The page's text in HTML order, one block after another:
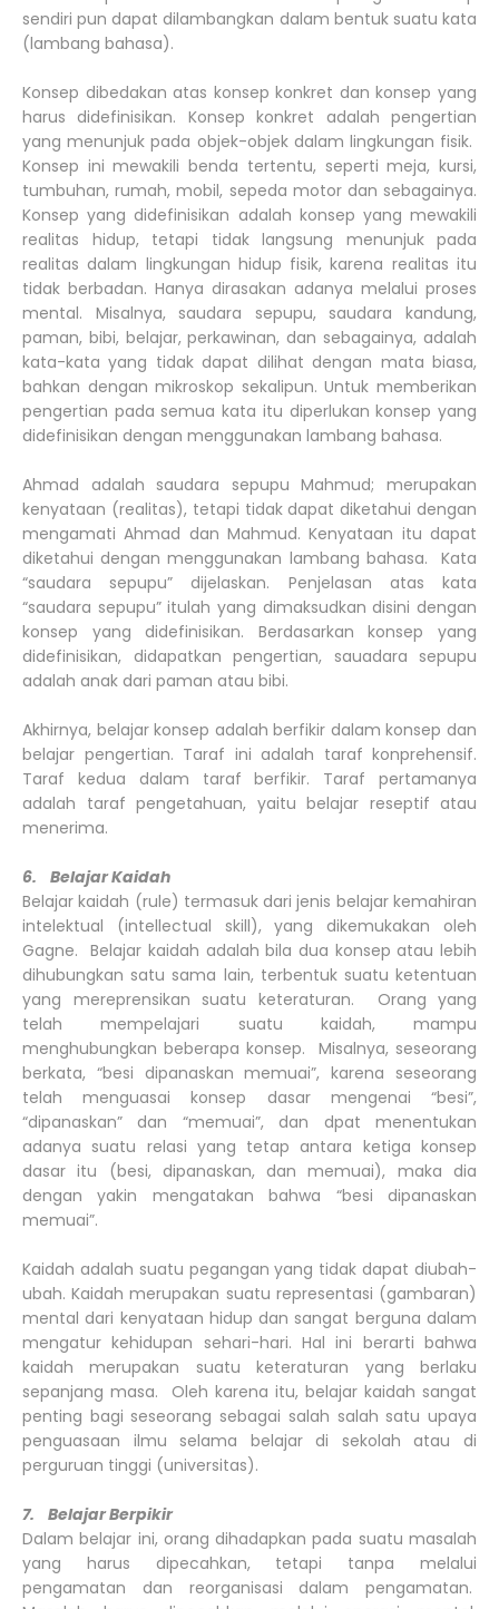
sendiri pun dapat dilambangkan dalam bentuk suatu kata
(lambang bahasa).
Konsep dibedakan atas konsep konkret dan konsep yang
harus didefinisikan. Konsep konkret adalah pengertian
yang menunjuk pada objek-objek dalam lingkungan fisik.
Konsep ini mewakili benda tertentu, seperti meja, kursi,
tumbuhan, rumah, mobil, sepeda motor dan sebagainya.
Konsep yang didefinisikan adalah konsep yang mewakili
realitas hidup, tetapi tidak langsung menunjuk pada
realitas dalam lingkungan hidup fisik, karena realitas itu
tidak berbadan. Hanya dirasakan adanya melalui proses
mental. Misalnya, saudara sepupu, saudara kandung,
paman, bibi, belajar, perkawinan, dan sebagainya, adalah
kata-kata yang tidak dapat dilihat dengan mata biasa,
bahkan dengan mikroskop sekalipun. Untuk memberikan
pengertian pada semua kata itu diperlukan konsep yang
didefinisikan dengan menggunakan lambang bahasa.
Ahmad adalah saudara sepupu Mahmud; merupakan
kenyataan (realitas), tetapi tidak dapat diketahui dengan
mengamati Ahmad dan Mahmud. Kenyataan itu dapat
diketahui dengan menggunakan lambang bahasa. Kata
“saudara sepupu” dijelaskan. Penjelasan atas kata
“saudara sepupu” itulah yang dimaksudkan disini dengan
konsep yang didefinisikan. Berdasarkan konsep yang
didefinisikan, didapatkan pengertian, sauadara sepupu
adalah anak dari paman atau bibi.
Akhirnya, belajar konsep adalah berfikir dalam konsep dan
belajar pengertian. Taraf ini adalah taraf konprehensif.
Taraf kedua dalam taraf berfikir. Taraf pertamanya
adalah taraf pengetahuan, yaitu belajar reseptif atau
menerima.
6. Belajar Kaidah
Belajar kaidah (rule) termasuk dari jenis belajar kemahiran
intelektual (intellectual skill), yang dikemukakan oleh
Gagne. Belajar kaidah adalah bila dua konsep atau lebih
dihubungkan satu sama lain, terbentuk suatu ketentuan
yang mereprensikan suatu keteraturan. Orang yang
telah mempelajari suatu kaidah, mampu
menghubungkan beberapa konsep. Misalnya, seseorang
berkata, “besi dipanaskan memuai”, karena seseorang
telah menguasai konsep dasar mengenai “besi”,
“dipanaskan” dan “memuai”, dan dpat menentukan
adanya suatu relasi yang tetap antara ketiga konsep
dasar itu (besi, dipanaskan, dan memuai), maka dia
dengan yakin mengatakan bahwa “besi dipanaskan
memuai”.
Kaidah adalah suatu pegangan yang tidak dapat diubah-
ubah. Kaidah merupakan suatu representasi (gambaran)
mental dari kenyataan hidup dan sangat berguna dalam
mengatur kehidupan sehari-hari. Hal ini berarti bahwa
kaidah merupakan suatu keteraturan yang berlaku
sepanjang masa. Oleh karena itu, belajar kaidah sangat
penting bagi seseorang sebagai salah salah satu upaya
penguasaan ilmu selama belajar di sekolah atau di
perguruan tinggi (universitas).
7. Belajar Berpikir
Dalam belajar ini, orang dihadapkan pada suatu masalah
yang harus dipecahkan, tetapi tanpa melalui
pengamatan dan reorganisasi dalam pengamatan.